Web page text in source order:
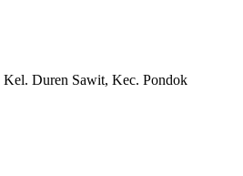
Duren Sawit, Kec. Pondok